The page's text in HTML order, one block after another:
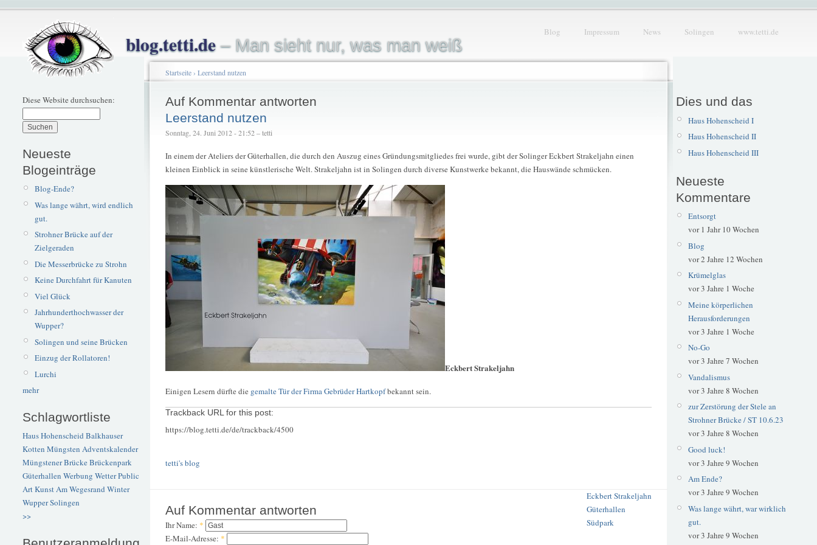
blog.tetti.de– Man sieht nur, was man weiß
Blog Impressum News Solingen www.tetti.de
Diese Website durchsuchen:
Neueste
Blogeinträge
Blog-Ende?
Was lange währt, wird endlich
gut.
Strohner Brücke auf der
Zielgeraden
Die Messerbrücke zu Strohn
Keine Durchfahrt für Kanuten
Viel Glück
Jahrhunderthochwasser der
Wupper?
Solingen und seine Brücken
Einzug der Rollatoren!
Lurchi
mehr
Schlagwortliste
Haus Hohenscheid Balkhauser
Kotten Müngsten Adventskalender
Müngstener BrückeBrückenpark
Güterhallen Werbung WetterPublic
ArtKunstAm Wegesrand Winter
WupperSolingen
>>
Startseite› Leerstand nutzen
Auf Kommentar antworten
Leerstand nutzen
Sonntag, 24. Juni 2012 - 21:52 – tetti
In einem der Ateliers der Güterhallen, die durch den Auszug eines Gründungsmitgliedes frei wurde, gibt der Solinger Eckbert Strakeljahn einen
kleinen Einblick in seine künstlerische Welt. Strakeljahn ist in Solingen durch diverse Kunstwerke bekannt, die Hauswände schmücken.
Eckbert Strakeljahn
Einigen Lesern dürfte die gemalte Tür der Firma Gebrüder Hartkopfbekannt sein.
Trackback URL for this post:
https://blog.tetti.de/de/trackback/4500
tetti's blog
Eckbert Strakeljahn
Güterhallen
Südpark
Auf Kommentar antworten
Ihr Name: *
E-Mail-Adresse: *
Dies und das
Haus Hohenscheid I
Haus Hohenscheid II
Haus Hohenscheid III
Neueste
Kommentare
Entsorgt
vor 1 Jahr 10 Wochen
Blog
vor 2 Jahre 12 Wochen
Krümelglas
vor 3 Jahre 1 Woche
Meine körperlichen
Herausforderungen
vor 3 Jahre 1 Woche
No-Go
vor 3 Jahre 7 Wochen
Vandalismus
vor 3 Jahre 8 Wochen
zur Zerstörung der Stele an
Strohner Brücke / ST 10.6.23
vor 3 Jahre 8 Wochen
Good luck!
vor 3 Jahre 9 Wochen
Am Ende?
vor 3 Jahre 9 Wochen
Was lange währt, war wirklich
gut.
vor 3 Jahre 9 Wochen